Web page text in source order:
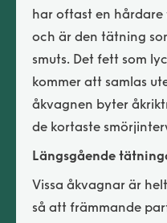
har oftast en
och är den tätning
smuts. Det fett som
kommer att samlas
åkvagnen byter
de kortaste
Längsgående
Vissa åkvagnar är
så att främmande